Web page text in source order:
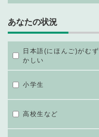
あなたの状況
日本語(にほんご)がむず
かしい
小学生
高校生など